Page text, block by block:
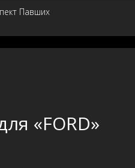
Павших
«FORD»